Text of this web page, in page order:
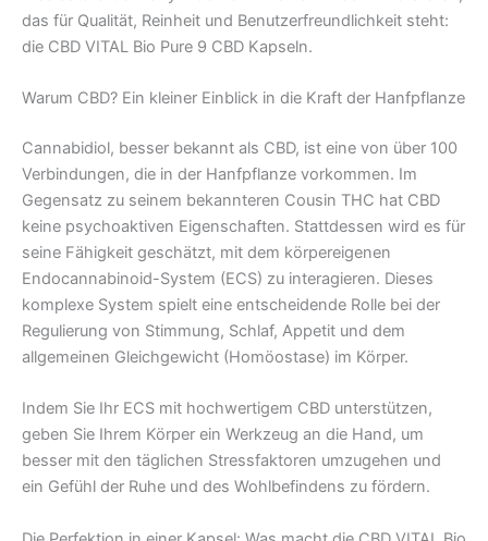
das für Qualität, Reinheit und Benutzerfreundlichkeit steht:
die CBD VITAL Bio Pure 9 CBD Kapseln.
Warum CBD? Ein kleiner Einblick in die Kraft der Hanfpflanze
Cannabidiol, besser bekannt als CBD, ist eine von über 100
Verbindungen, die in der Hanfpflanze vorkommen. Im
Gegensatz zu seinem bekannteren Cousin THC hat CBD
keine psychoaktiven Eigenschaften. Stattdessen wird es für
seine Fähigkeit geschätzt, mit dem körpereigenen
Endocannabinoid-System (ECS) zu interagieren. Dieses
komplexe System spielt eine entscheidende Rolle bei der
Regulierung von Stimmung, Schlaf, Appetit und dem
allgemeinen Gleichgewicht (Homöostase) im Körper.
Indem Sie Ihr ECS mit hochwertigem CBD unterstützen,
geben Sie Ihrem Körper ein Werkzeug an die Hand, um
besser mit den täglichen Stressfaktoren umzugehen und
ein Gefühl der Ruhe und des Wohlbefindens zu fördern.